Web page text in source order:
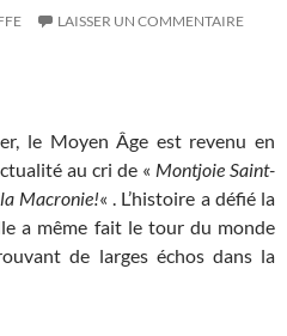
LAISSER UN COMMENTAIRE
le Moyen Âge est revenu en
au cri de « Montjoie Saint-
Macronie!« . L’histoire a défié la
a même fait le tour du monde
de larges échos dans la